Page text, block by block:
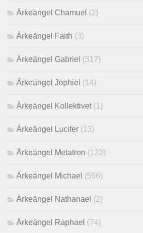
Ärkeängel Chamuel (2)
Ärkeängel Faith (3)
Ärkeängel Gabriel (317)
Ärkeängel Jophiel (14)
Ärkeängel Kollektivet (1)
Ärkeängel Lucifer (13)
Ärkeängel Metatron (123)
Ärkeängel Michael (596)
Ärkeängel Nathanael (2)
Ärkeängel Raphael (74)